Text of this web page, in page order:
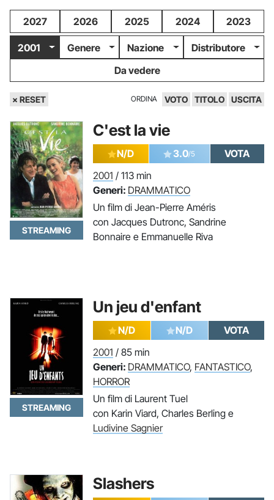
2027 2026 2025 2024 2023
2001 Genere Nazione
Distributore
Da vedere
× RESET ORDINA VOTO TITOLO USCITA
C'est la vie
STREAMING
N/D 3.0/5
VOTA
2001 / 113 min
Generi: DRAMMATICO
Un film di Jean-Pierre Améris
con Jacques Dutronc, Sandrine
Bonnaire e Emmanuelle Riva
Un jeu d'enfant
STREAMING
N/D N/D
VOTA
2001 / 85 min
Generi: DRAMMATICO, FANTASTICO,
HORROR
Un film di Laurent Tuel
con Karin Viard, Charles Berling e
Ludivine Sagnier
Slashers